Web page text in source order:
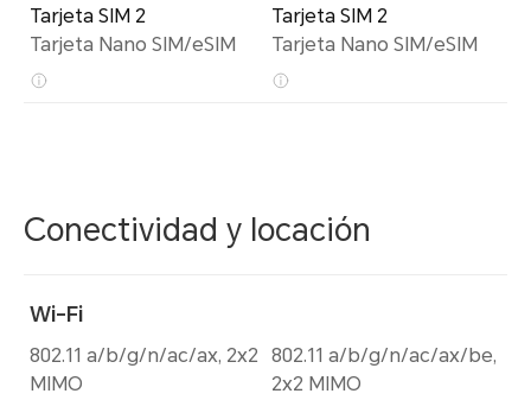
Tarjeta SIM 2
Tarjeta Nano SIM/eSIM
Tarjeta SIM 2
Tarjeta Nano SIM/eSIM
Conectividad y locación
Wi-Fi
802.11 a/b/g/n/ac/ax, 2x2
MIMO
802.11 a/b/g/n/ac/ax/be,
2x2 MIMO